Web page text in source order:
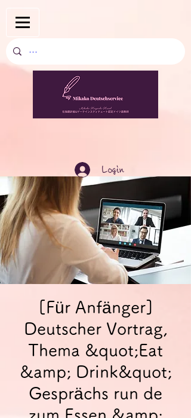
Login
[Für Anfänger]
Deutscher Vortrag,
Thema &quot;Eat
&amp; Drink&quot;
Gesprächs run de
zum Essen &amp;